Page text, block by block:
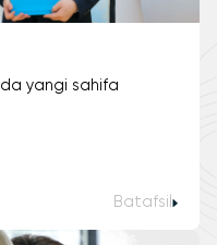
yangi sahifa
Batafsil